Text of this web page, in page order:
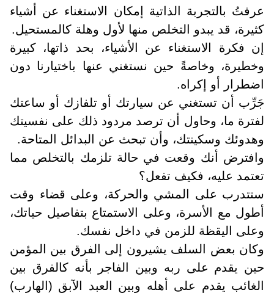
عرفتُ بالتجربة الذاتية إمكان الاستغناء عن أشياء
كثيرة، قد يبدو التخلص منها لأول وهلة كالمستحيل.
إن فكرة الاستغناء عن الأشياء، بحد ذاتها، كبيرة
وخطيرة، وخاصةً حين نستغني عنها باختيارنا دون
اضطرار أو إكراه.
جَرِّب أن تستغني عن سيارتك أو تلفازك أو ساعتك
لفترة ما، وحاول أن ترصد مردود ذلك على نفسيتك
وهدوئك وسكينتك، وأن تبحث عن البدائل المتاحة.
وافترض أنك وقعت في حالة تلزمك بالتخلص مما
تعتمد عليه، فكيف تفعل؟
ستتدرب على المشي والحركة، وعلى قضاء وقت
أطول مع الأسرة، وعلى الاستمتاع بتفاصيل حياتك،
وعلى اليقظة للزمن في داخل نفسك.
وكان بعض السلف يشيرون إلى الفرق بين المؤمن
حين يقدم على ربه وبين الفاجر بأنه كالفرق بين
الغائب يقدم على أهله وبين العبد الآبق (الهارب)